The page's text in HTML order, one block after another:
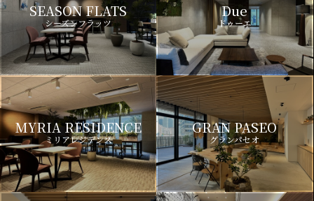
SEASON FLATS
シーズンフラッツ
Due
ドゥーエ
MYRIA RESIDENCE
ミリアレジデンス
GRAN PASEO
グランパセオ